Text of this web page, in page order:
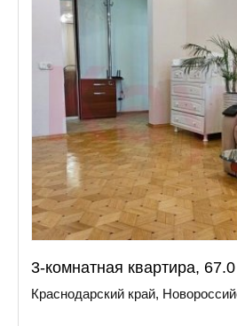
3-комнатная квартира,
Краснодарский край,